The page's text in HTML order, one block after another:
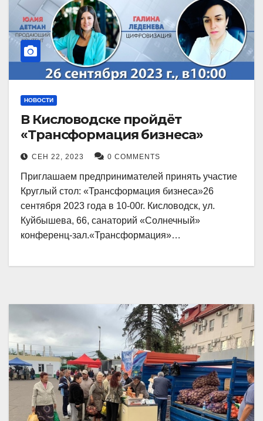
НОВОСТИ
В Кисловодске пройдёт
«Трансформация бизнеса»
СЕН 22, 2023 0 COMMENTS
Приглашаем предпринимателей принять участие
Круглый стол: «Трансформация бизнеса»26
сентября 2023 года в 10-00г. Кисловодск, ул.
Куйбышева, 66, санаторий «Солнечный»
конференц-зал.«Трансформация»…